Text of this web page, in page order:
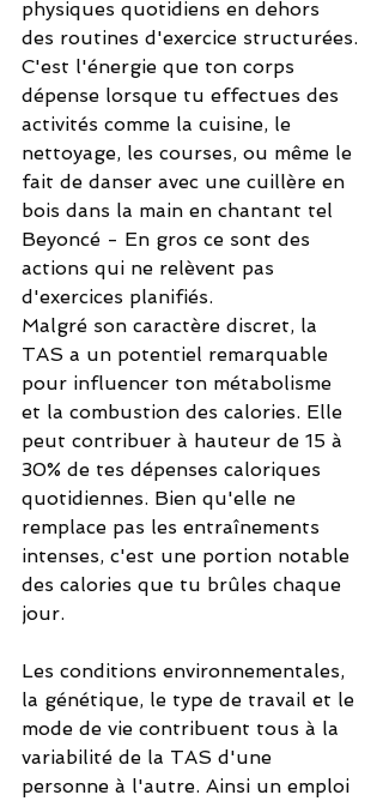
physiques quotidiens en dehors
des routines d'exercice structurées.
C'est l'énergie que ton corps
dépense lorsque tu effectues des
activités comme la cuisine, le
nettoyage, les courses, ou même le
fait de danser avec une cuillère en
bois dans la main en chantant tel
Beyoncé - En gros ce sont des
actions qui ne relèvent pas
d'exercices planifiés.
Malgré son caractère discret, la
TAS a un potentiel remarquable
pour influencer ton métabolisme
et la combustion des calories. Elle
peut contribuer à hauteur de 15 à
30% de tes dépenses caloriques
quotidiennes. Bien qu'elle ne
remplace pas les entraînements
intenses, c'est une portion notable
des calories que tu brûles chaque
jour.
Les conditions environnementales,
la génétique, le type de travail et le
mode de vie contribuent tous à la
variabilité de la TAS d'une
personne à l'autre. Ainsi un emploi